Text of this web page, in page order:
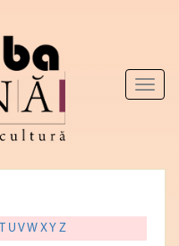
Toggle
T U VW X Y Z